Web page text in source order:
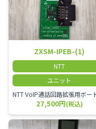
ZXSM-IPEB-(1)
NTT
ユニット
27,500円(税込)